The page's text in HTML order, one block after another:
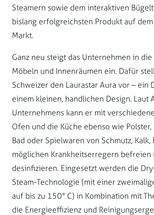
Steamern sowie dem interaktiven
bislang erfolgreichsten Produkt auf
Markt.
Ganz neu steigt das Unternehmen in
Möbeln und Innenräumen ein. Dafür
Schweizer den Laurastar Aura vor – ein
einem kleinen, handlichen Design. Laut
Unternehmens kann er mit
Ofen und die Küche ebenso wie Polster,
Bad oder Spielwaren von Schmutz, Kalk,
möglichen Krankheitserregern befreien
desinfizieren. Eingesetzt werden die
Steam-Technologie (mit einer
auf bis zu 150° C) in Kombination mit
die Energieeffizienz und